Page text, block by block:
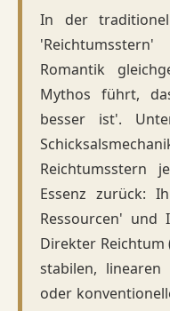
In der
Romantik
Mythos führt,
besser ist'.
Reichtumsstern
Essenz zurück:
Ressourcen' und
Direkter
stabilen, linearen
oder